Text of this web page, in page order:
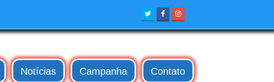
TwitterFacebook
Notícias Campanha Contato